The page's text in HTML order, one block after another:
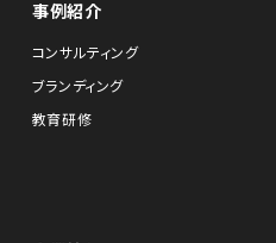
事例紹介
コンサルティング
ブランディング
教育研修